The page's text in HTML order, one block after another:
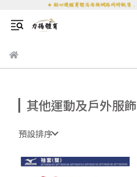
其他運動及戶外服飾
預設排序